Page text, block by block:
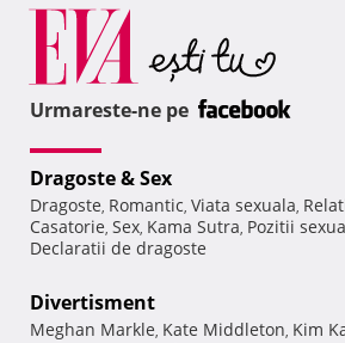
Urmareste-ne pe
Dragoste & Sex
Dragoste, Romantic, Viata sexuala,
Casatorie, Sex, Kama Sutra, Pozitii
Declaratii de dragoste
Divertisment
Meghan Markle, Kate Middleton, Kim